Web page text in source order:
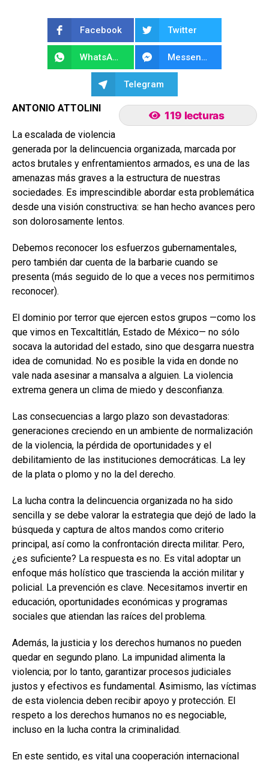
Facebook Twitter
WhatsApp Messenger
Telegram
119 lecturas
ANTONIO ATTOLINI
La escalada de violencia
generada por la delincuencia organizada, marcada por
actos brutales y enfrentamientos armados, es una de las
amenazas más graves a la estructura de nuestras
sociedades. Es imprescindible abordar esta problemática
desde una visión constructiva: se han hecho avances pero
son dolorosamente lentos.
Debemos reconocer los esfuerzos gubernamentales,
pero también dar cuenta de la barbarie cuando se
presenta (más seguido de lo que a veces nos permitimos
reconocer).
El dominio por terror que ejercen estos grupos —como los
que vimos en Texcaltitlán, Estado de México— no sólo
socava la autoridad del estado, sino que desgarra nuestra
idea de comunidad. No es posible la vida en donde no
vale nada asesinar a mansalva a alguien. La violencia
extrema genera un clima de miedo y desconfianza.
Las consecuencias a largo plazo son devastadoras:
generaciones creciendo en un ambiente de normalización
de la violencia, la pérdida de oportunidades y el
debilitamiento de las instituciones democráticas. La ley
de la plata o plomo y no la del derecho.
La lucha contra la delincuencia organizada no ha sido
sencilla y se debe valorar la estrategia que dejó de lado la
búsqueda y captura de altos mandos como criterio
principal, así como la confrontación directa militar. Pero,
¿es suficiente? La respuesta es no. Es vital adoptar un
enfoque más holístico que trascienda la acción militar y
policial. La prevención es clave. Necesitamos invertir en
educación, oportunidades económicas y programas
sociales que atiendan las raíces del problema.
Además, la justicia y los derechos humanos no pueden
quedar en segundo plano. La impunidad alimenta la
violencia; por lo tanto, garantizar procesos judiciales
justos y efectivos es fundamental. Asimismo, las víctimas
de esta violencia deben recibir apoyo y protección. El
respeto a los derechos humanos no es negociable,
incluso en la lucha contra la criminalidad.
En este sentido, es vital una cooperación internacional